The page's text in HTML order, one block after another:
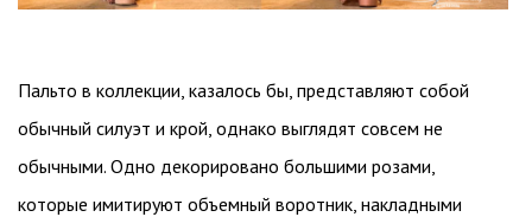
Пальто в коллекции, казалось бы, представляют собой
обычный силуэт и крой, однако выглядят совсем не
обычными. Одно декорировано большими розами,
которые имитируют объемный воротник, накладными